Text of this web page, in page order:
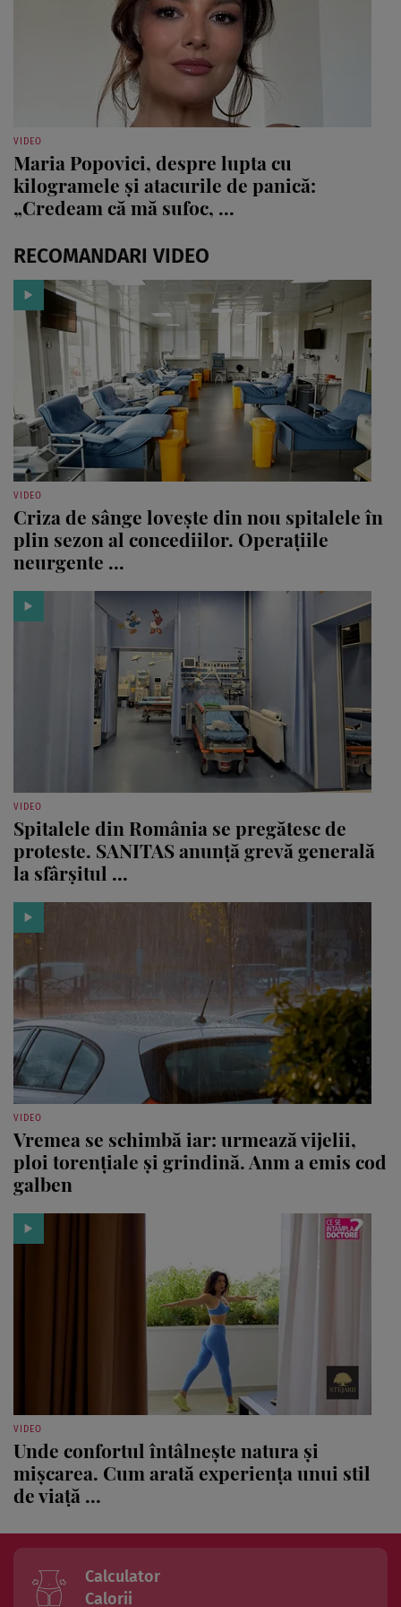
VIDEO
Maria Popovici, despre lupta cu
kilogramele și atacurile de panică:
„Credeam că mă sufoc, ...
RECOMANDARI VIDEO
VIDEO
Criza de sânge lovește din nou spitalele în
plin sezon al concediilor. Operațiile
neurgente ...
VIDEO
Spitalele din România se pregătesc de
proteste. SANITAS anunță grevă generală
la sfârșitul ...
VIDEO
Vremea se schimbă iar: urmează vijelii,
ploi torențiale și grindină. Anm a emis cod
galben
VIDEO
Unde confortul întâlnește natura și
mișcarea. Cum arată experiența unui stil
de viață ...
Calculator
Calorii